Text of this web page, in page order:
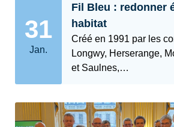
31
Jan.
Fil Bleu : redonner
habitat
Créé en 1991 par les
Longwy, Herserange,
et Saulnes,…